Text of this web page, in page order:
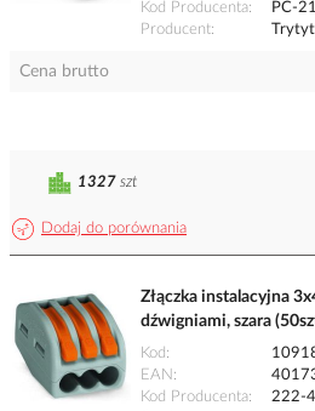
Kod Producenta
PC-
Producent
Trytyt
Cena brutto
Dodaj do porównania
1327 szt
Złączka instalacyjna
dźwigniami, szara
Kod
EAN
Kod Producenta
222-